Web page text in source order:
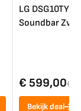
LG DSG10TY
Soundbar
€ 599,00€
Bekijk deal